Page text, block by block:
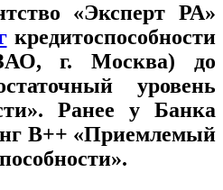
«Эксперт РА»
кредитоспособности
г. Москва) до
уровень
Ранее у Банка
B++ «Приемлемый